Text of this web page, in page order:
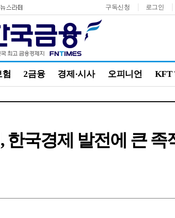
구독신청 로그인
험 2금융 경제·시사 오피니언 KFT
국경제 발전에 큰 족